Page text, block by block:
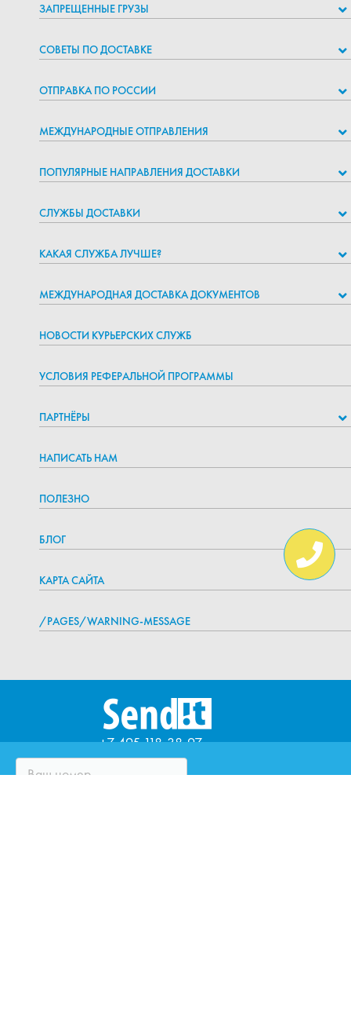
ЗАПРЕЩЕННЫЕ ГРУЗЫ
СОВЕТЫ ПО ДОСТАВКЕ
ОТПРАВКА ПО РОССИИ
МЕЖДУНАРОДНЫЕ ОТПРАВЛЕНИЯ
ПОПУЛЯРНЫЕ НАПРАВЛЕНИЯ ДОСТАВКИ
СЛУЖБЫ ДОСТАВКИ
КАКАЯ СЛУЖБА ЛУЧШЕ?
МЕЖДУНАРОДНАЯ ДОСТАВКА ДОКУМЕНТОВ
НОВОСТИ КУРЬЕРСКИХ СЛУЖБ
УСЛОВИЯ РЕФЕРАЛЬНОЙ ПРОГРАММЫ
ПАРТНЁРЫ
НАПИСАТЬ НАМ
ПОЛЕЗНО
БЛОГ
КАРТА САЙТА
/PAGES/WARNING-MESSAGE
+7 495 118-38-97